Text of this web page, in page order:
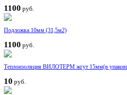
1100 руб.
Подложка 10мм (31,5м2)
1100 руб.
Теплоизоляция ВИЛОТЕРМ жгут 15мм(в
10 руб.